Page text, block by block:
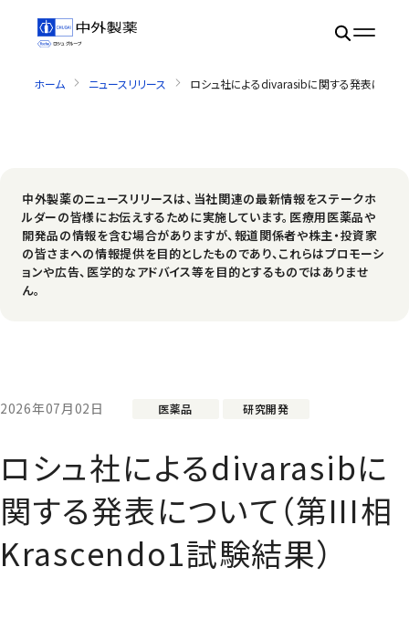
ホーム ニュースリリース ロシュ社によるdivarasibに関する発表につい
中外製薬のニュースリリースは、当社関連の最新情報をステークホ
ルダーの皆様にお伝えするために実施しています。医療用医薬品や
開発品の情報を含む場合がありますが、報道関係者や株主・投資家
の皆さまへの情報提供を目的としたものであり、これらはプロモーシ
ョンや広告、医学的なアドバイス等を目的とするものではありませ
ん。
2026年07月02日 医薬品 研究開発
ロシュ社によるdivarasibに
関する発表について（第III相
Krascendo1試験結果）